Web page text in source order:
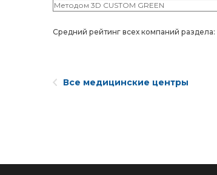
Методом 3D CUSTOM GREEN
Средний рейтинг всех компаний раздела:
Все медицинские центры